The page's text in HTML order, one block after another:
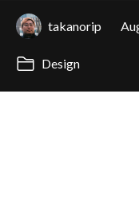
takanorip
Design